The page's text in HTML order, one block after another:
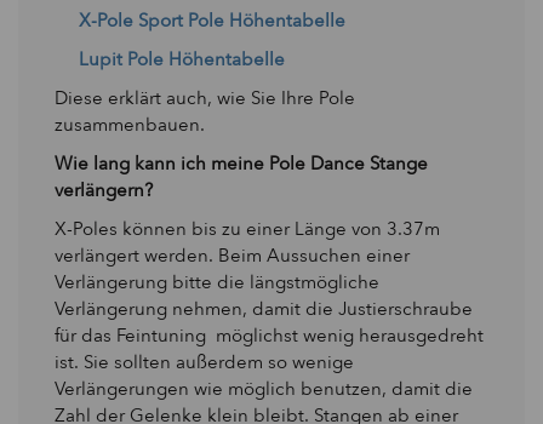
X-Pole Sport Pole Höhentabelle
Lupit Pole Höhentabelle
Diese erklärt auch, wie Sie Ihre Pole
zusammenbauen.
Wie lang kann ich meine Pole Dance Stange
verlängern?
X-Poles können bis zu einer Länge von 3.37m
verlängert werden. Beim Aussuchen einer
Verlängerung bitte die längstmögliche
Verlängerung nehmen, damit die Justierschraube
für das Feintuning möglichst wenig herausgedreht
ist. Sie sollten außerdem so wenige
Verlängerungen wie möglich benutzen, damit die
Zahl der Gelenke klein bleibt. Stangen ab einer